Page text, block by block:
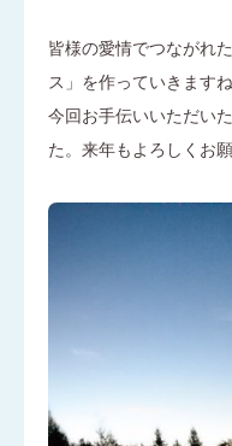
皆様の愛情でつながれ
ス」を作っていきますね
今回お手伝いいただい
た。来年もよろしくお